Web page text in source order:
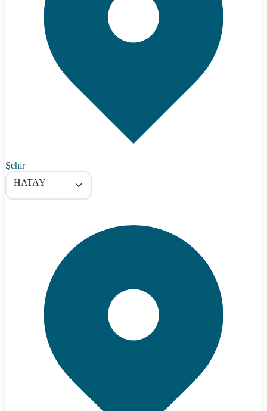
Şehir
HATAY